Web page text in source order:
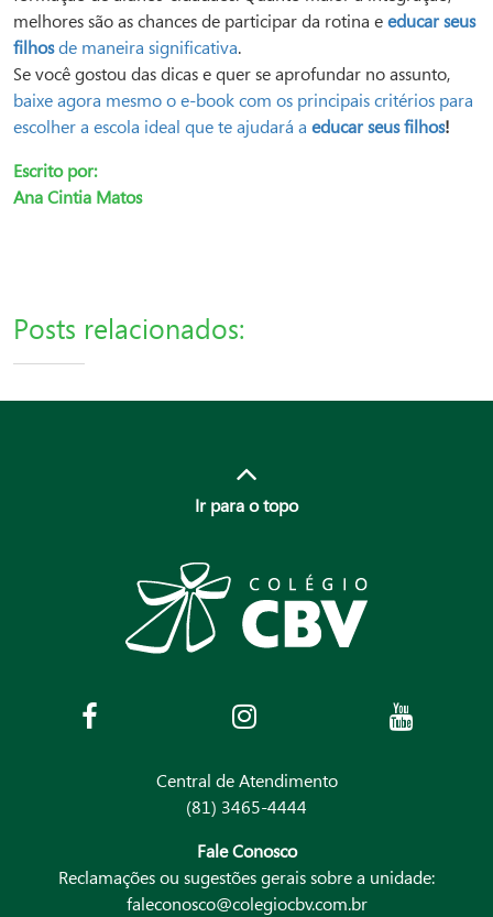
melhores são as chances de participar da rotina eeducar seus
filhosde maneira significativa.
Se você gostou das dicas e quer se aprofundar no assunto,
baixe agora mesmo o e-book com os principais critérios para
escolher a escola ideal que te ajudará a educar seus filhos!
Escrito por:
Ana Cintia Matos
Posts relacionados:
Ir para o topo
Central de Atendimento
(81) 3465-4444
Fale Conosco
Reclamações ou sugestões gerais sobre a unidade:
faleconosco@colegiocbv.com.br